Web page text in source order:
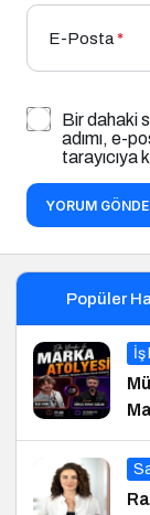
E-Posta*
Bir dahaki
adımı, e-
tarayıcıya
YORUM
Popüler
İş